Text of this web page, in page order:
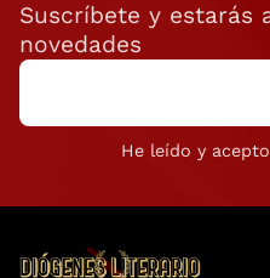
Suscríbete y estarás
novedades
He leído y